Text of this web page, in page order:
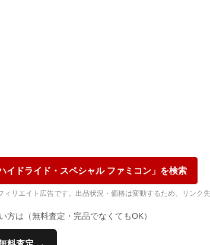
イドライド・スペシャル ファミコン」を検索
リエイト広告です。出品状況・価格は変動するため、リンク
方は（無料査定・完品でなくてもOK）